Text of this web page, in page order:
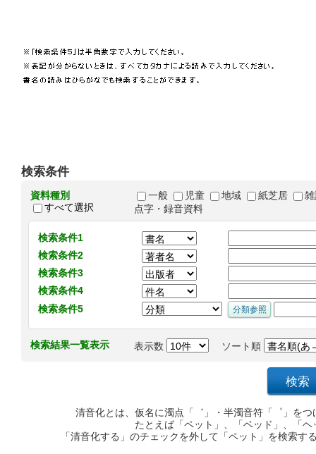
検索条件
資料種別
すべて選択
一般 児童 地域 紙芝居
点字・録音資料
検索条件1
検索条件2
検索条件3
検索条件4
検索条件5
検索結果一覧表示 表示数 ソート順
清音化とは、仮名に濁点「゛」・半濁音符「゜」を
たとえば「ペット」、「ベッド」、「
「清音化する」のチェックを外して「ペット」を検索